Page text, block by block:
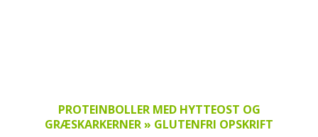
PROTEINBOLLER MED HYTTEOST OG
GRÆSKARKERNER » GLUTENFRI OPSKRIFT